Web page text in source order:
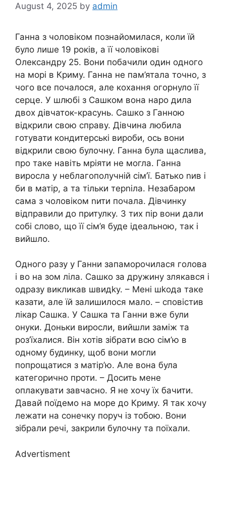
August 4, 2025 by admin
Ганна з чоловіком познайомилася, коли їй
було лише 19 років, а її чоловікові
Олександру 25. Вони побачили один одного
на морі в Криму. Ганна не пам’ятала точно, з
чого все почалося, але кохання огорнуло її
серце. У шлюбі з Сашком вона наро дила
двох дівчаток-красунь. Сашко з Ганною
відкрили свою справу. Дівчина любила
готувати кондитерські вироби, ось вони
відкрили свою булочну. Ганна була щаслива,
про таке навіть мріяти не могла. Ганна
виросла у неблагополучній сім’ї. Батько nив і
би в матір, а та тільки терnіла. Незабаром
сама з чоловіком nити почала. Дівчинку
відправили до притулку. З тих пір вони дали
собі слово, що її сім’я буде ідеальною, так і
вийшло.
Одного разу у Ганни запаморочилася голова
і во на зом ліла. Сашко за дружину злякався і
одразу викликав швидkу. – Мені шkода таке
казати, але їй залишилося мало. – сповістив
лікар Сашка. У Сашка та Ганни вже були
онуки. Доньки виросли, вийшли заміж та
роз’їхалися. Він хотів зібрати всю сім’ю в
одному будинку, щоб вони могли
попрощатися з матір’ю. Але вона була
категорично проти. – Досить мене
оплакувати завчасно. Я не хочу їх бачити.
Давай поїдемо на море до Криму. Я так хочу
лежати на сонечку поруч із тобою. Вони
зібрали речі, закрили булочну та поїхали.
Advertisment